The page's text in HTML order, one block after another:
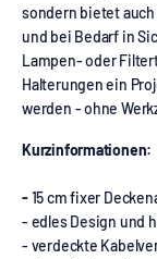
sondern bietet
und bei Bedarf in
Lampen- oder
Halterungen ein
werden - ohne
Kurzinformationen:
-15 cm fixer
- edles Design und
- verdeckte